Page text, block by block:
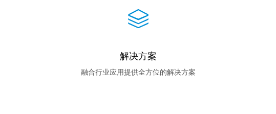
解决方案
融合行业应用提供全方位的解决方案